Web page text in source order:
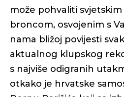
može pohvaliti
broncom, osvojenim s
nama bližoj povijesti
aktualnog klupskog
s najviše odigranih
otkako je hrvatske